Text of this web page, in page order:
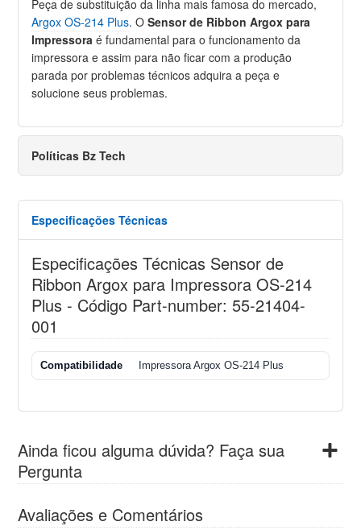
Peça de substituição da linha mais famosa do mercado,
Argox OS-214 Plus. O Sensor de Ribbon Argox para
Impressoraé fundamental para o funcionamento da
impressora e assim para não ficar com a produção
parada por problemas técnicos adquira a peça e
solucione seus problemas.
Políticas Bz Tech
Especificações Técnicas
Especificações Técnicas Sensor de
Ribbon Argox para Impressora OS-214
Plus - Código Part-number: 55-21404-
001
Compatibilidade Impressora Argox OS-214 Plus
Ainda ficou alguma dúvida? Faça sua
Pergunta
Avaliações e Comentários